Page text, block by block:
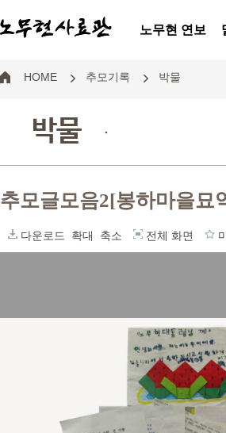
노무현 연보
HOME 추모기록 박물
박물 .
추모글모음2[봉하마을묘
다운로드 확대 축소 전체 화면